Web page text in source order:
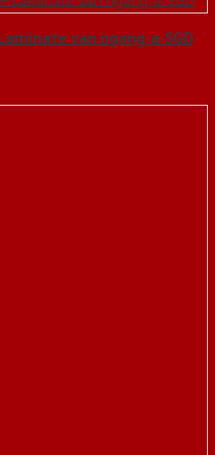
van ngang-a-SGD